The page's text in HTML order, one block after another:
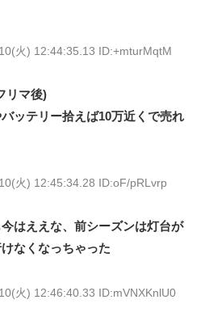
火) 12:44:35.13 ID:+mturMqtM
リマ後)
ッテリー拾えば10万近くで売れ
火) 12:45:34.28 ID:oF/pRLvrp
はええな、前シーズンは灯台が
なくなっちゃった
火) 12:46:40.33 ID:mVNXKnlU0